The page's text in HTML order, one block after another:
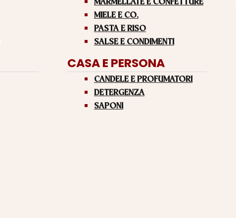
MARMELLATE E CONFETTURE
MIELE E CO.
PASTA E RISO
SALSE E CONDIMENTI
CASA E PERSONA
CANDELE E PROFUMATORI
DETERGENZA
SAPONI